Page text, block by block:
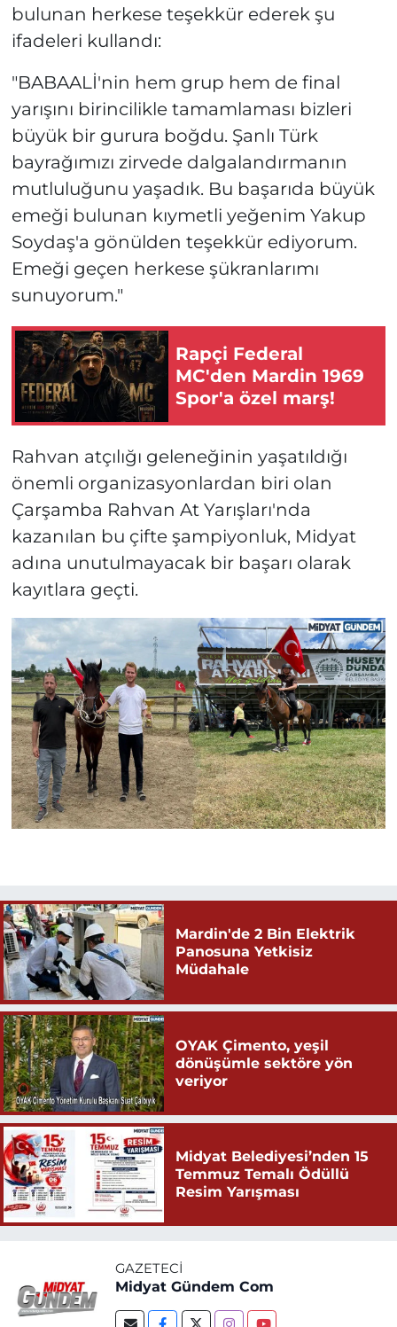
bulunan herkese teşekkür ederek şu
ifadeleri kullandı:
"BABAALİ'nin hem grup hem de final
yarışını birincilikle tamamlaması bizleri
büyük bir gurura boğdu. Şanlı Türk
bayrağımızı zirvede dalgalandırmanın
mutluluğunu yaşadık. Bu başarıda büyük
emeği bulunan kıymetli yeğenim Yakup
Soydaş'a gönülden teşekkür ediyorum.
Emeği geçen herkese şükranlarımı
sunuyorum."
Rapçi Federal
MC'den Mardin 1969
Spor'a özel marş!
Rahvan atçılığı geleneğinin yaşatıldığı
önemli organizasyonlardan biri olan
Çarşamba Rahvan At Yarışları'nda
kazanılan bu çifte şampiyonluk, Midyat
adına unutulmayacak bir başarı olarak
kayıtlara geçti.
Mardin'de 2 Bin Elektrik
Panosuna Yetkisiz
Müdahale
OYAK Çimento, yeşil
dönüşümle sektöre yön
veriyor
Midyat Belediyesi’nden 15
Temmuz Temalı Ödüllü
Resim Yarışması
GAZETECI
Midyat Gündem Com